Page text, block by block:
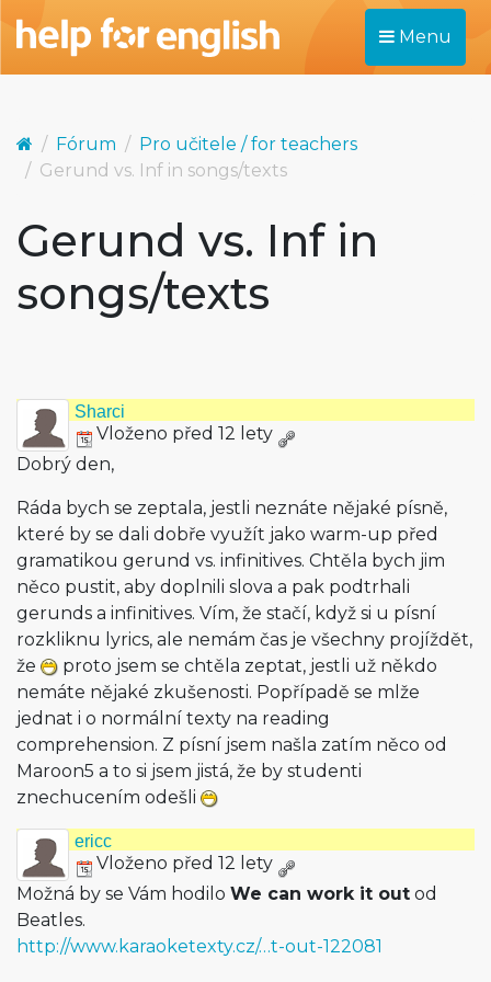
Menu
Fórum
Pro učitele / for teachers
Gerund vs. Inf in songs/texts
Gerund vs. Inf in
songs/texts
Sharci
Vloženo před 12 lety
Dobrý den,
Ráda bych se zeptala, jestli neznáte nějaké písně,
které by se dali dobře využít jako warm-up před
gramatikou gerund vs. infinitives. Chtěla bych jim
něco pustit, aby doplnili slova a pak podtrhali
gerunds a infinitives. Vím, že stačí, když si u písní
rozkliknu lyrics, ale nemám čas je všechny projíždět,
že
proto jsem se chtěla zeptat, jestli už někdo
nemáte nějaké zkušenosti. Popřípadě se mlže
jednat i o normální texty na reading
comprehension. Z písní jsem našla zatím něco od
Maroon5 a to si jsem jistá, že by studenti
znechucením odešli
ericc
Vloženo před 12 lety
Možná by se Vám hodilo We can work it out od
Beatles.
http://www.karaoketexty.cz/…t-out-122081